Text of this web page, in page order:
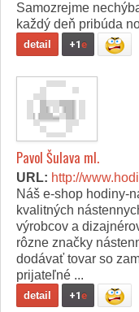
Samozrejme
každý deň pribúda
detail +1e
Pavol Šulava ml.
URL: http://
Náš e-shop hodiny-
kvalitných
výrobcov a
rôzne značky
dodávať tovar so
prijateľné ...
detail +1e